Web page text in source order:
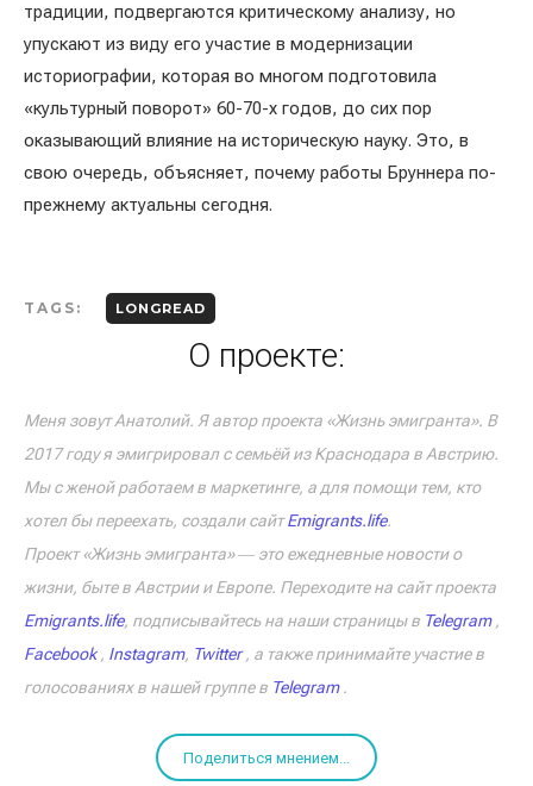
традиции, подвергаются критическому анализу, но
упускают из виду его участие в модернизации
историографии, которая во многом подготовила
«культурный поворот» 60-70-х годов, до сих пор
оказывающий влияние на историческую науку. Это, в
свою очередь, объясняет, почему работы Бруннера по-
прежнему актуальны сегодня.
TAGS: LONGREAD
О проекте:
Меня зовут Анатолий. Я автор проекта «Жизнь эмигранта». В
2017 году я эмигрировал с семьёй из Краснодара в Австрию.
Мы с женой работаем в маркетинге, а для помощи тем, кто
хотел бы переехать, создали сайтEmigrants.life.
Проект «Жизнь эмигранта» ― это ежедневные новости о
жизни, быте в Австрии и Европе. Переходите на сайт проекта
Emigrants.life, подписывайтесь на наши страницы в Telegram,
Facebook, Instagram, Twitter, а также принимайте участие в
голосованиях в нашей группе в Telegram.
Поделиться мнением...